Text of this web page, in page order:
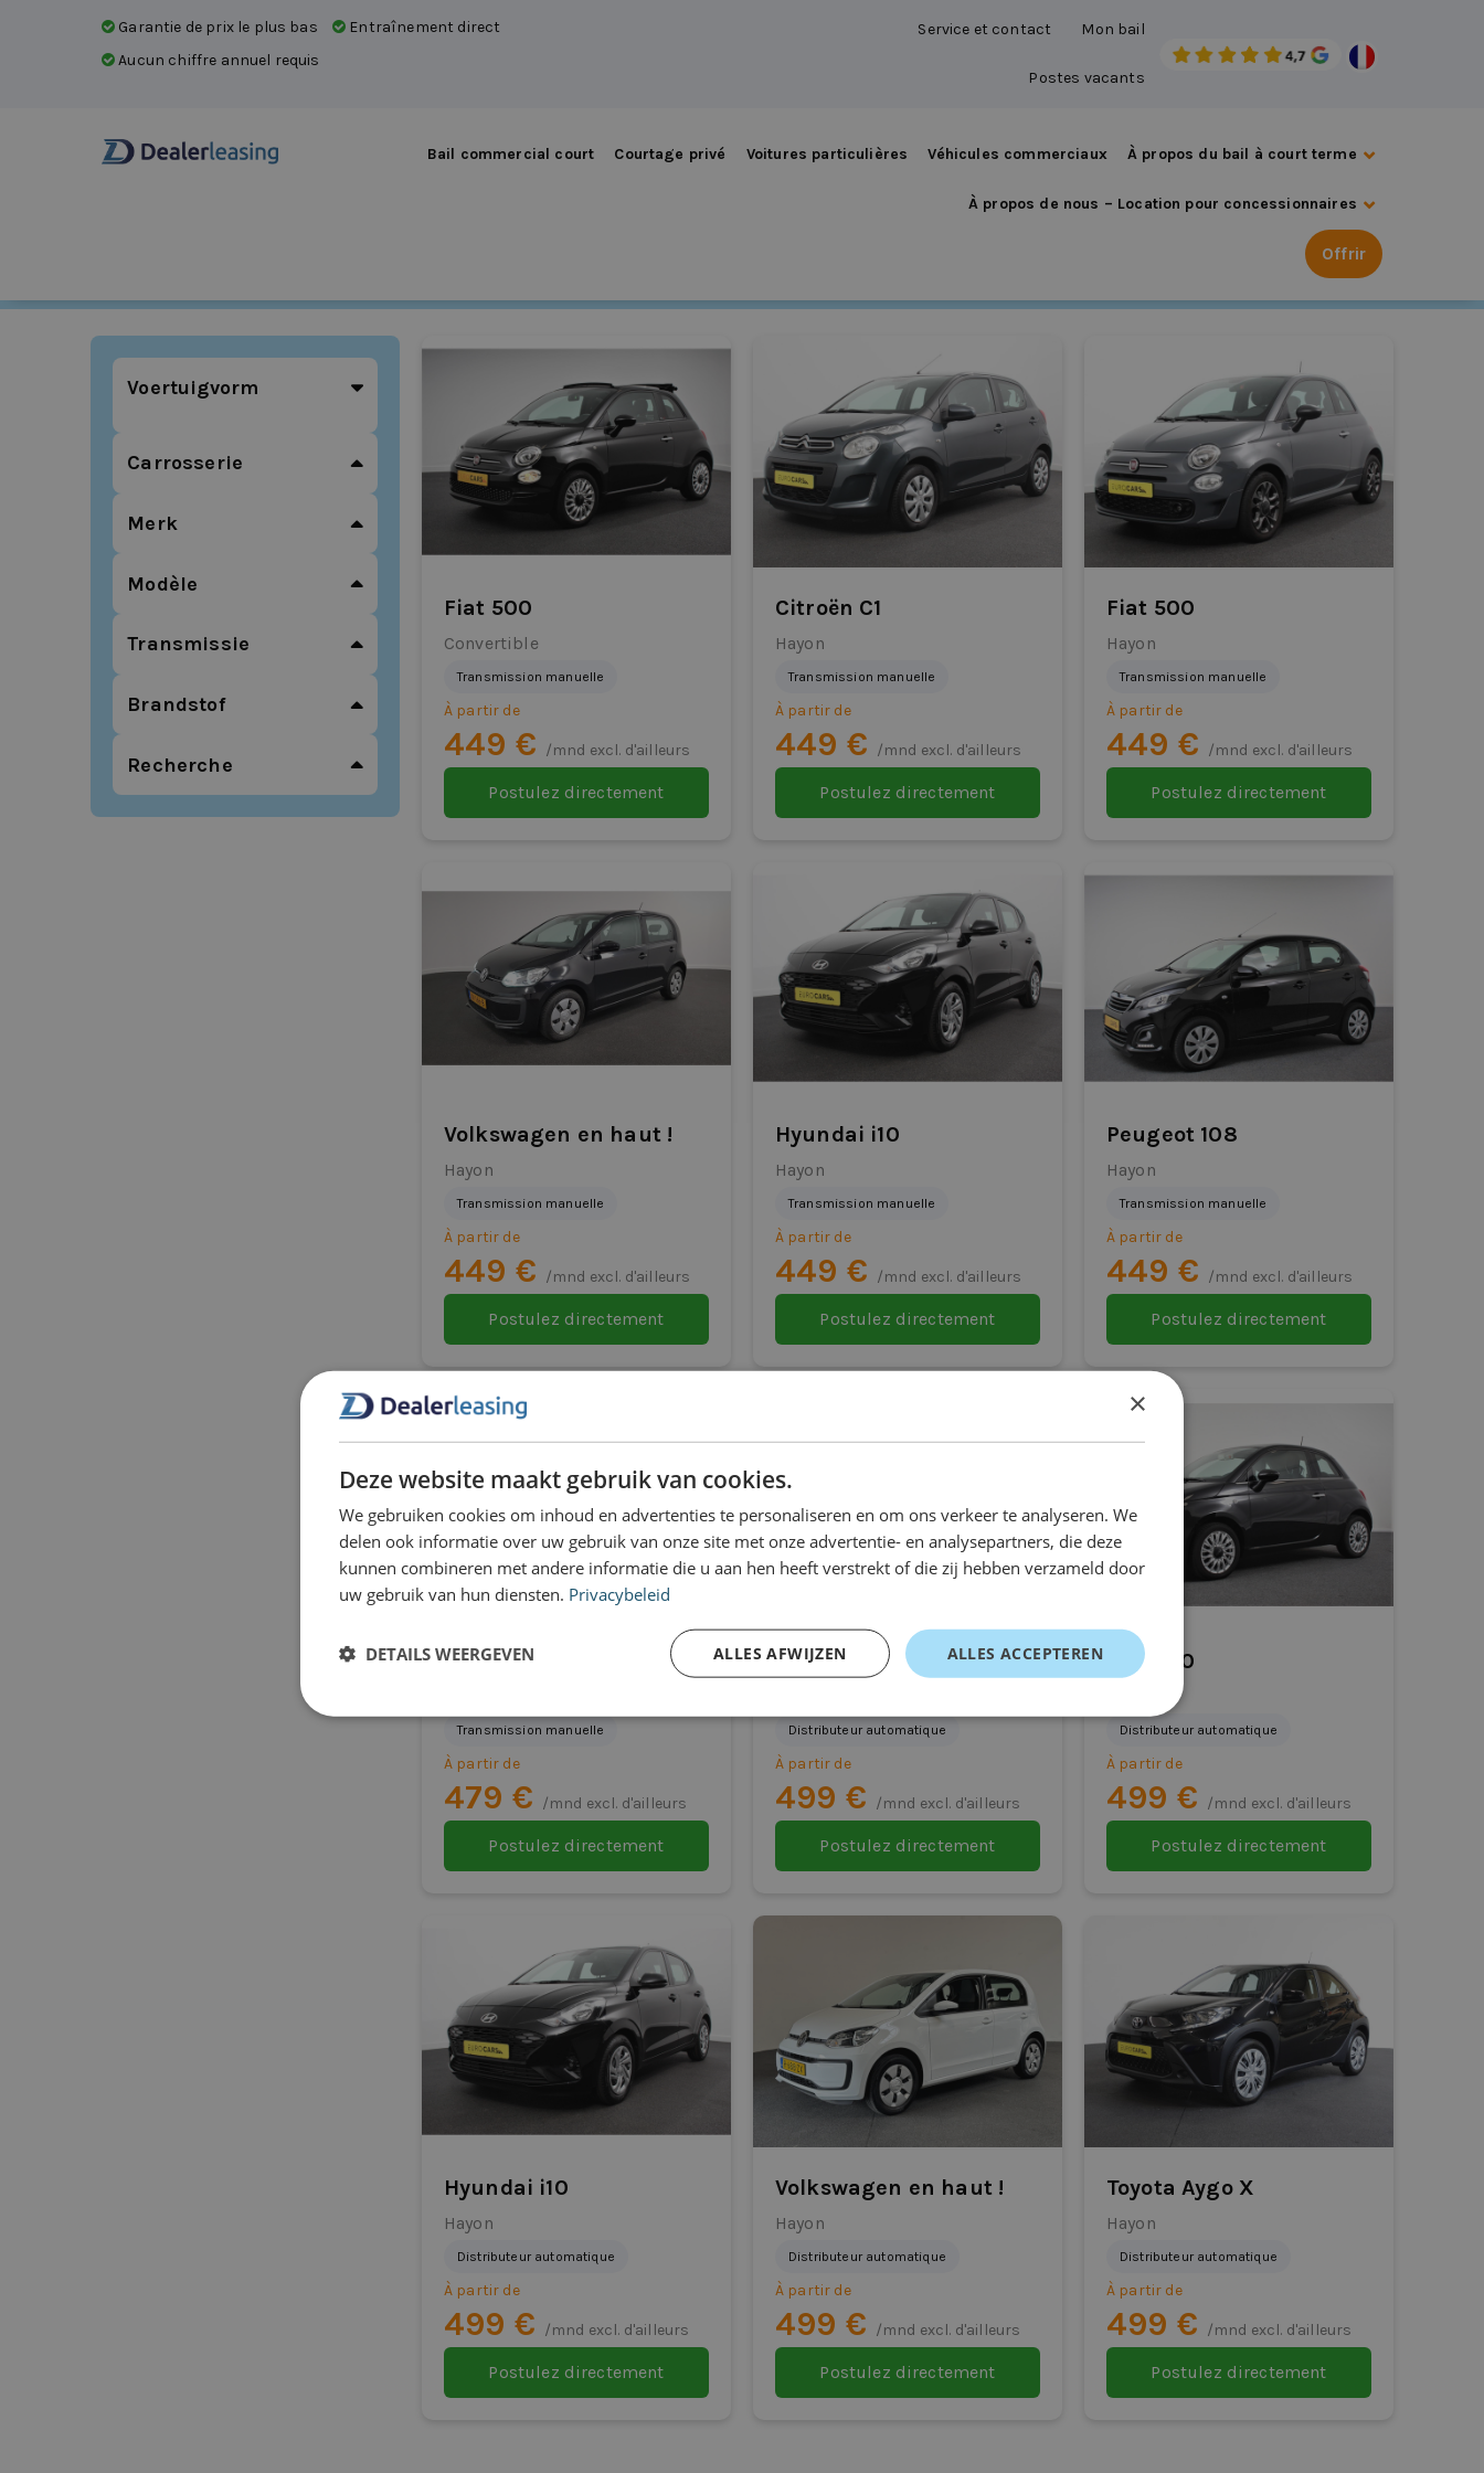
Garantie de prix le plus bas
Entraînement direct
Aucun chiffre annuel requis
Service et contact Mon bail
Postes vacants
Bail commercial court Courtage privé Voitures particulières Véhicules commerciaux À propos du bail à court terme
À propos de nous – Location pour concessionnaires
Offrir
Voertuigvorm
Carrosserie
Merk
Modèle
Transmissie
Brandstof
Recherche
Fiat 500
Convertible
Transmission manuelle
À partir de
449 € /mnd excl. d'ailleurs
Postulez directement
Citroën C1
Hayon
Transmission manuelle
À partir de
449 € /mnd excl. d'ailleurs
Postulez directement
Fiat 500
Hayon
Transmission manuelle
À partir de
449 € /mnd excl. d'ailleurs
Postulez directement
Volkswagen en haut !
Hayon
Transmission manuelle
À partir de
449 € /mnd excl. d'ailleurs
Postulez directement
Hyundai i10
Hayon
Transmission manuelle
À partir de
449 € /mnd excl. d'ailleurs
Postulez directement
Peugeot 108
Hayon
Transmission manuelle
À partir de
449 € /mnd excl. d'ailleurs
Postulez directement
Kia Picanto
Transmission manuelle
À partir de
479 € /mnd excl. d'ailleurs
Postulez directement
Fiat 500
Distributeur automatique
À partir de
499 € /mnd excl. d'ailleurs
Postulez directement
Fiat 500
Distributeur automatique
À partir de
499 € /mnd excl. d'ailleurs
Postulez directement
Hyundai i10
Hayon
Distributeur automatique
À partir de
499 € /mnd excl. d'ailleurs
Postulez directement
Volkswagen en haut !
Hayon
Distributeur automatique
À partir de
499 € /mnd excl. d'ailleurs
Postulez directement
Toyota Aygo X
Hayon
Distributeur automatique
À partir de
499 € /mnd excl. d'ailleurs
Postulez directement
×
Deze website maakt gebruik van cookies.
We gebruiken cookies om inhoud en advertenties te personaliseren en om ons verkeer te analyseren. We
delen ook informatie over uw gebruik van onze site met onze advertentie- en analysepartners, die deze
kunnen combineren met andere informatie die u aan hen heeft verstrekt of die zij hebben verzameld door
uw gebruik van hun diensten. Privacybeleid
ALLES ACCEPTEREN
ALLES AFWIJZEN
DETAILS WEERGEVEN